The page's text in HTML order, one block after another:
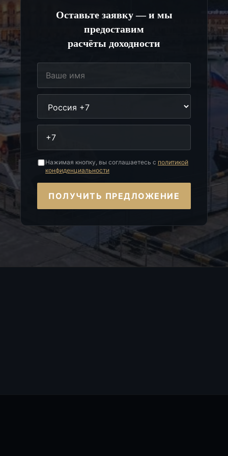
Оставьте заявку — и мы
предоставим
расчёты доходности
Нажимая кнопку, вы соглашаетесь с политикой
конфиденциальности
ПОЛУЧИТЬ ПРЕДЛОЖЕНИЕ